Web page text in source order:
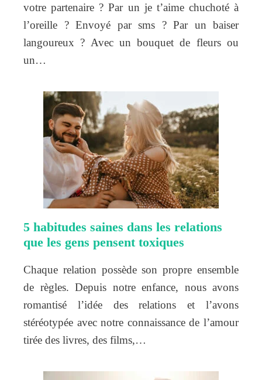
votre partenaire ? Par un je t’aime chuchoté à
l’oreille ? Envoyé par sms ? Par un baiser
langoureux ? Avec un bouquet de fleurs ou
un…
5 habitudes saines dans les relations
que les gens pensent toxiques
Chaque relation possède son propre ensemble
de règles. Depuis notre enfance, nous avons
romantisé l’idée des relations et l’avons
stéréotypée avec notre connaissance de l’amour
tirée des livres, des films,…